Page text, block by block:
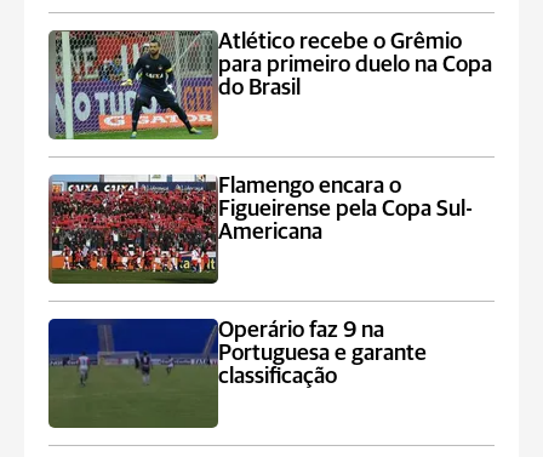
Atlético recebe o Grêmio
para primeiro duelo na Copa
do Brasil
Flamengo encara o
Figueirense pela Copa Sul-
Americana
Operário faz 9 na
Portuguesa e garante
classificação